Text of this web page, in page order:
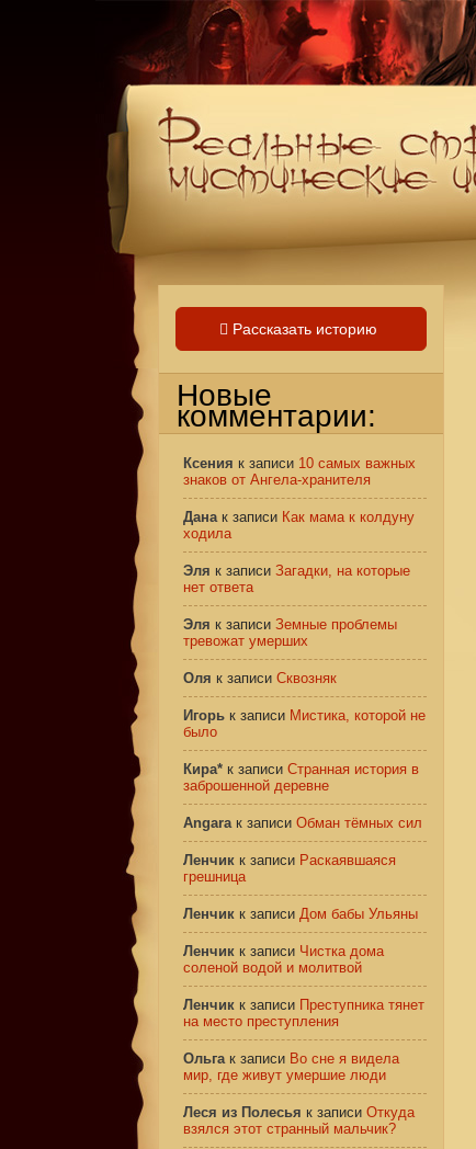
Рассказать историю
Новые
комментарии:
Ксения к записи 10 самых важных
знаков от Ангела-хранителя
Данак записи Как мама к колдуну
ходила
Эля к записи Загадки, на которые
нет ответа
Эля к записи Земные проблемы
тревожат умерших
Оля к записи Сквозняк
Игорь к записи Мистика, которой не
было
Кира* к записи Странная история в
заброшенной деревне
Angaraк записи Обман тёмных сил
Ленчик к записи Раскаявшаяся
грешница
Ленчик к записи Дом бабы Ульяны
Ленчик к записи Чистка дома
соленой водой и молитвой
Ленчик к записи Преступника тянет
на место преступления
Ольгак записи Во сне я видела
мир, где живут умершие люди
Леся из Полесья к записи Откуда
взялся этот странный мальчик?